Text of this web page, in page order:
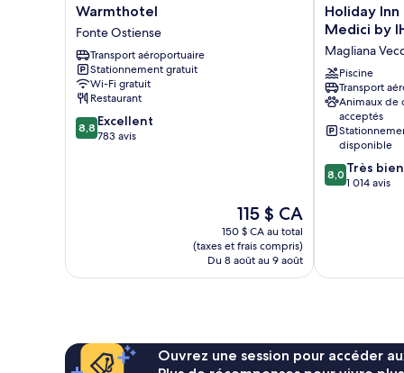
Warmthotel
Fonte
Ostiense
Warmthotel
Fonte Ostiense
Transport aéroportuaire
Stationnement gratuit
Wi-Fi gratuit
Restaurant
8.8
sur
8,8 Excellent
783 avis
Le
prix
est
de
115 $ CA
115 $ CA
150 $ CA au total
(taxes et frais compris)
Du 8 août au 9 août
Holiday
Inn
Eur
Parco
Dei
Medici
by
IHG
Magliana
Vecchia
Holiday Inn
Medici by
Magliana
Piscine
Transport
Animaux de
acceptés
disponible
8.0
sur
8,0 Très bien
1 014 avis
Ouvrez une session pour accéder